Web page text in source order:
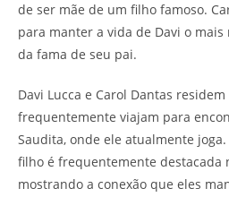
de ser mãe de um filho famoso.
para manter a vida de Davi o
da fama de seu pai.
Davi Lucca e Carol Dantas residem
frequentemente viajam para
Saudita, onde ele atualmente
filho é frequentemente destacada
mostrando a conexão que eles